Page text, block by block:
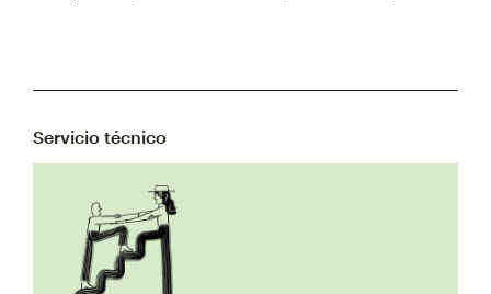
Servicio técnico